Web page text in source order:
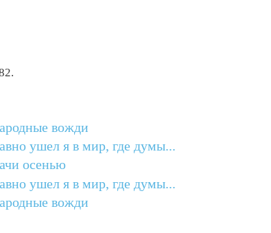
вожди
ушел я в мир, где думы...
осенью
ушел я в мир, где думы...
вожди